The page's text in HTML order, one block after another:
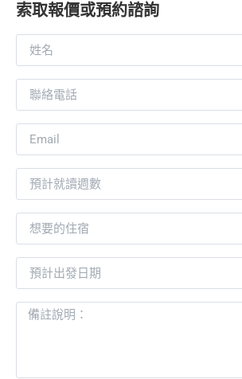
索取報價或預約諮詢